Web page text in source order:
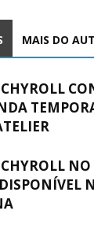
MAIS DO
NO